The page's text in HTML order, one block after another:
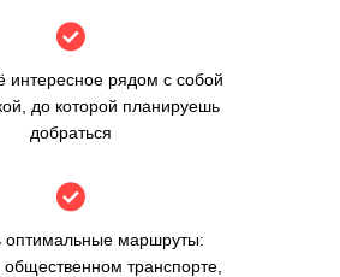
интересное рядом с собой
до которой планируешь
добраться
оптимальные маршруты:
транспорте,